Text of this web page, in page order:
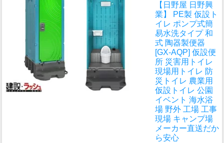
【日野屋 日野興
業】 PE製 仮設ト
イレ ポンプ式簡
易水洗タイプ 和
式 陶器製便器
[GX-AQP] 仮設便
所 災害用トイレ
現場用トイレ 防
災トイレ 農業用
仮設トイレ 公園
イベント 海水浴
場 野外 工場 工事
現場 キャンプ場
メーカー直送だか
ら安心